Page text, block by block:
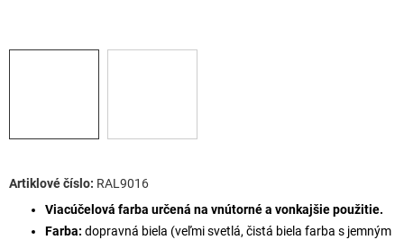
Viacúčelová farba určená na vnútorné a vonkajšie použitie.
Farba: dopravná biela (veľmi svetlá, čistá biela farba s jemným
RAL9016